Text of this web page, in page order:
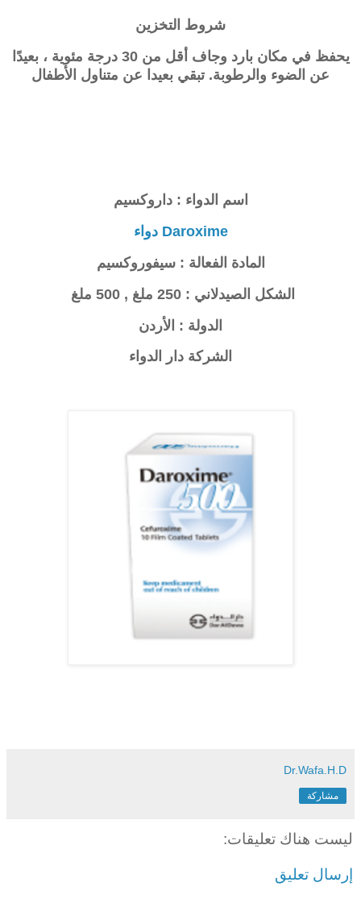
شروط التخزين
يحفظ في مكان بارد وجاف أقل من 30 درجة مئوية ، بعيدًا
عن الضوء والرطوبة. تبقي بعيدا عن متناول الأطفال
اسم الدواء : داروكسيم
Daroxime دواء
المادة الفعالة :سيفوروكسيم
الشكل الصيدلاني : 250 ملغ , 500 ملغ
الدولة : الأردن
الشركة دار الدواء
Dr.Wafa.H.D
مشاركة
ليست هناك تعليقات:
إرسال تعليق